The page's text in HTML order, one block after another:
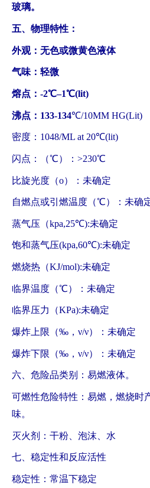
玻璃。
五、物理特性：
外观：无色或微黄色液体
气味：轻微
熔点：-2℃–1℃(lit)
沸点：133-134℃/10MM HG(Lit)
密度：1048/ML at 20℃(lit)
闪点：（℃）：>230℃
比旋光度（o）：未确定
自燃点或引燃温度（℃）：未确
蒸气压（kpa,25℃):未确定
饱和蒸气压(kpa,60℃):未确定
燃烧热（KJ/mol):未确定
临界温度（℃）：未确定
临界压力（KPa):未确定
爆炸上限（‰，ν/ν）：未确定
爆炸下限（‰，ν/ν）：未确定
六、危险品类别：易燃液体。
可燃性危险特性：易燃，燃烧时
味。
灭火剂：干粉、泡沫、水
七、稳定性和反应活性
稳定性：常温下稳定